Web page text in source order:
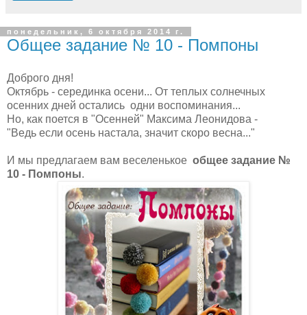
понедельник, 6 октября 2014 г.
Общее задание № 10 - Помпоны
Доброго дня!
Октябрь - серединка осени... От теплых солнечных
осенних дней остались одни воспоминания...
Но, как поется в "Осенней" Максима Леонидова -
"Ведь если осень настала, значит скоро весна..."
И мы предлагаем вам веселенькое общее задание №
10 - Помпоны.